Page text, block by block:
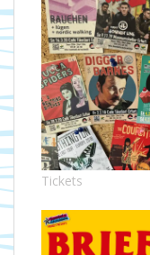
Tickets